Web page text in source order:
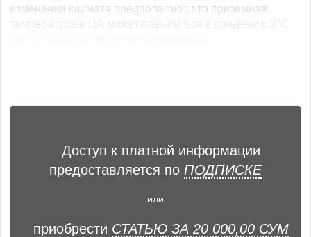
изменения климата предполагают, что приземная
Доступ к платной информации
предоставляется по ПОДПИСКЕ
или
приобрести СТАТЬЮ ЗА 20 000,00 СУМ